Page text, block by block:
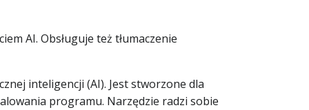
AI. Obsługuje też tłumaczenie
inteligencji (AI). Jest stworzone dla
programu. Narzędzie radzi sobie